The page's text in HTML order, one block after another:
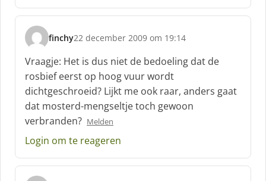
:
finchy
s
c
h
r
e
e
f
22 december 2009 om 19:14
Vraagje: Het is dus niet de bedoeling dat de
rosbief eerst op hoog vuur wordt
dichtgeschroeid? Lijkt me ook raar, anders gaat
dat mosterd-mengseltje toch gewoon
verbranden? Melden
Login om te reageren